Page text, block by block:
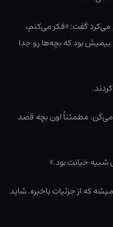
می‌کرد گفت: «فکر می‌کنم،
بود که بچه‌ها رو جدا
مطمئناً اون بچه قصد
خیانت بود.»
که از جزئیات باخبره. شاید